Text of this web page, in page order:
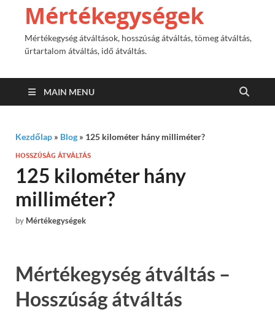
Mértékegységek
Mértékegység átváltások, hosszúság átváltás, tömeg átváltás,
űrtartalom átváltás, idő átváltás.
MAIN MENU
Kezdőlap » Blog » 125 kilométer hány milliméter?
HOSSZÚSÁG ÁTVÁLTÁS
125 kilométer hány
milliméter?
by Mértékegységek
Mértékegység átváltás –
Hosszúság átváltás